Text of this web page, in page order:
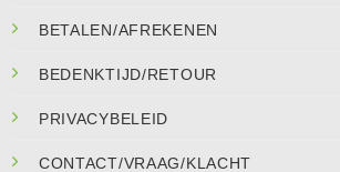
BETALEN/AFREKENEN
BEDENKTIJD/RETOUR
PRIVACYBELEID
CONTACT/VRAAG/KLACHT